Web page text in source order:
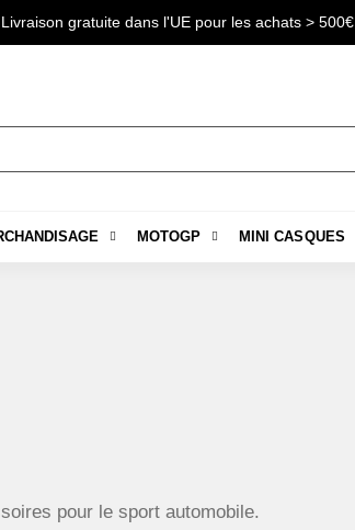
Livraison gratuite dans l'UE pour les achats > 500€
MOTOGP MINI CASQUES
pour le sport automobile.